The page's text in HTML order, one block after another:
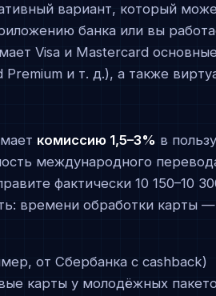
вариант, который
банка или вы
Visa и Mastercard
и т. д.), а также
комиссию 1,5–3% в
международного
фактически 10 150–10
времени обработки карты —
от Сбербанка с cashback)
карты у молодёжных